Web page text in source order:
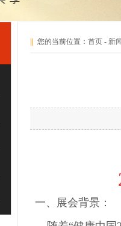
您的当前位置： 首页 - 新
一、展会背景